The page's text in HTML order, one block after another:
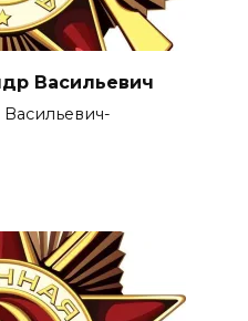
Васильевич